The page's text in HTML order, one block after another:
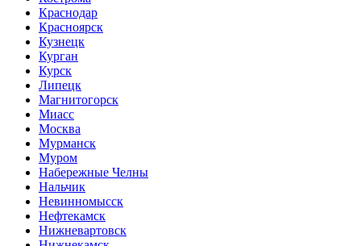
Краснодар
Красноярск
Кузнецк
Курган
Курск
Липецк
Магнитогорск
Миасс
Москва
Мурманск
Муром
Набережные Челны
Нальчик
Невинномысск
Нефтекамск
Нижневартовск